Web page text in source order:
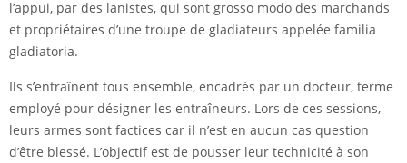
l’appui, par des lanistes, qui sont grosso modo des marchands
et propriétaires d’une troupe de gladiateurs appelée familia
gladiatoria.
Ils s’entraînent tous ensemble, encadrés par un docteur, terme
employé pour désigner les entraîneurs. Lors de ces sessions,
leurs armes sont factices car il n’est en aucun cas question
d’être blessé. L’objectif est de pousser leur technicité à son